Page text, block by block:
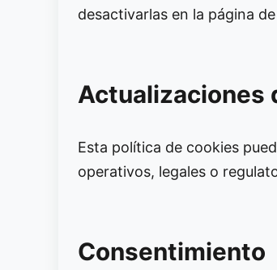
desactivarlas en la página
Actualizaciones
Esta política de cookies
operativos, legales o
Consentimiento